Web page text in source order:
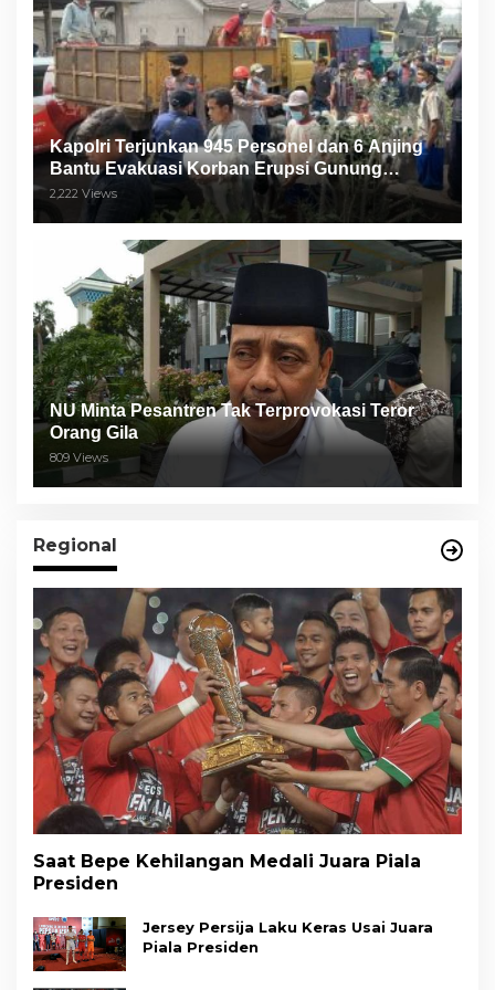
Kapolri Terjunkan 945 Personel dan 6 Anjing
Bantu Evakuasi Korban Erupsi Gunung
Semeru
2,222 Views
NU Minta Pesantren Tak Terprovokasi Teror
Orang Gila
809 Views
Regional
Saat Bepe Kehilangan Medali Juara Piala
Presiden
Jersey Persija Laku Keras Usai Juara
Piala Presiden